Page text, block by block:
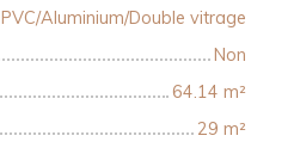
PVC/Aluminium/Double vitrage
Non
64.14 m²
29 m²